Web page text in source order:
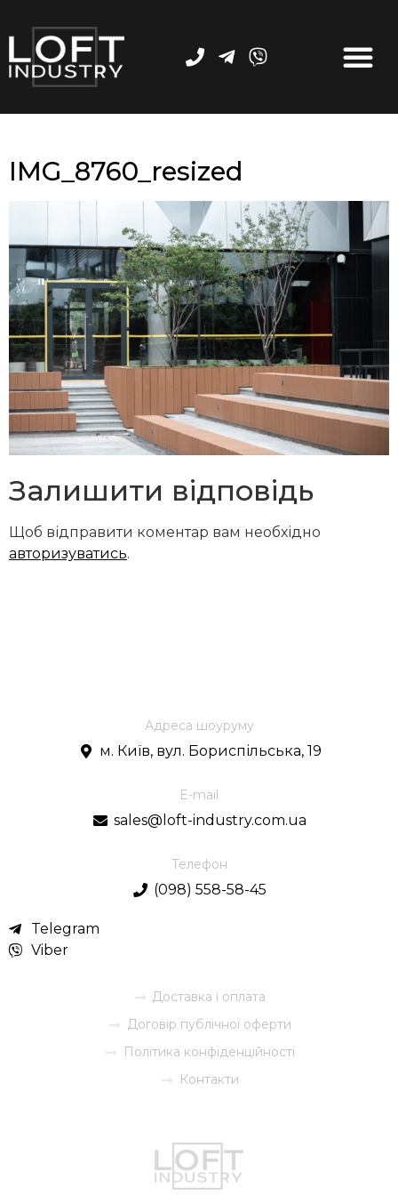
IMG_8760_resized
Залишити відповідь
Щоб відправити коментар вам необхідно
авторизуватись.
Доставка і оплата
Договір публічної оферти
Політика конфіденційності
Контакти
Телефон
(098) 558-58-45
Telegram
Viber
Адреса шоуруму
м. Київ, вул. Бориспільська, 19
E-mail
sales@loft-industry.com.ua